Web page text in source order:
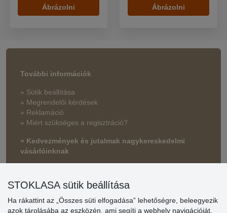
Ábrázolni Ábrázolni
További információk
» Sütik beállítása
» Megrendelői kérdések
» Reklamáció
» Miért szükséges a regisztráció?
» Kedvezmények és jutalmak nagykereskedelmi
vásárlóinknak
Vásárlók
STOKLASA sütik beállítása
Ha rákattint az „Összes süti elfogadása” lehetőségre, beleegyezik
azok tárolásába az eszközén, ami segíti a webhely navigációját,